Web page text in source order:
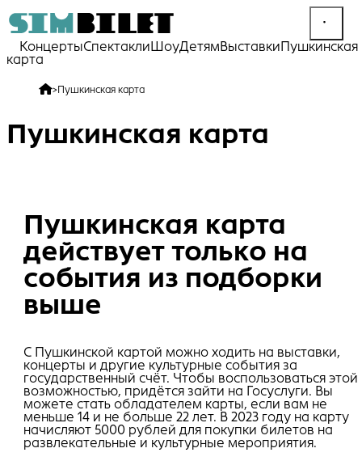
КонцертыСпектакли ШоуДетямВыставкиПушкинская
карта
>Пушкинская карта
Пушкинская карта
Пушкинская карта
действует только на
события из подборки
выше
С Пушкинской картой можно ходить на выставки,
концерты и другие культурные события за
государственный счёт. Чтобы воспользоваться этой
возможностью, придётся зайти на Госуслуги. Вы
можете стать обладателем карты, если вам не
меньше 14 и не больше 22 лет. В 2023 году на карту
начисляют 5000 рублей для покупки билетов на
развлекательные и культурные мероприятия.